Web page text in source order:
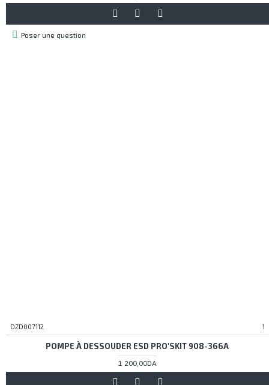
Poser une question
DZD007112 1
POMPE À DESSOUDER ESD PRO'SKIT 908-366A
1 200,00DA